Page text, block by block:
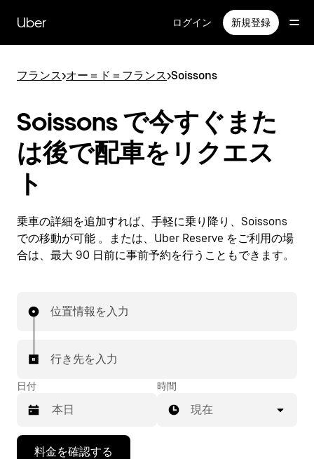
Uber ログイン 新規登録
フランス>オー＝ド＝フランス>Soissons
Soissons で今すぐまた
は後で配車をリクエス
ト
乗車の詳細を追加すれば、手軽に乗り降り、Soissons
での移動が可能 。または、Uber Reserve をご利用の場
合は、最大 90 日前に事前予約を行うこともできます。
位置情報を入力
行き先を入力
日付 時間
現在
料金を確認する